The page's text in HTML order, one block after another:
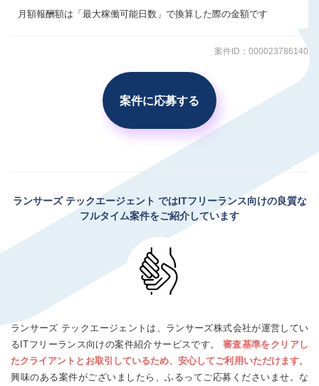
月額報酬額は「最大稼働可能日数」で換算した際の金額です
案件ID：000023786140
案件に応募する
ランサーズ テックエージェント ではITフリーランス向けの良質な
フルタイム案件をご紹介しています
ランサーズ テックエージェントは、ランサーズ株式会社が運営してい
るITフリーランス向けの案件紹介サービスです。 審査基準をクリアし
たクライアントとお取引しているため、安心してご利用いただけます。
興味のある案件がございましたら、ふるってご応募くださいませ。な